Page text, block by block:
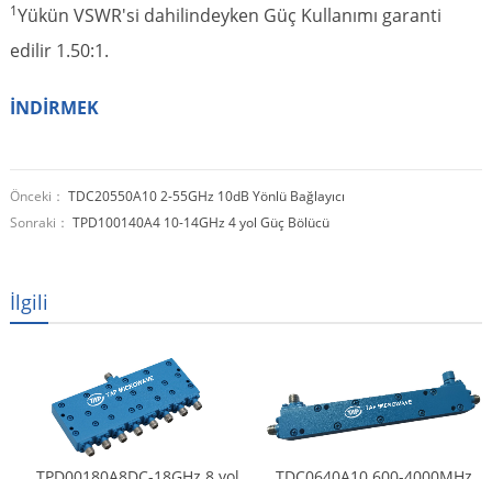
1Yükün VSWR'si dahilindeyken Güç Kullanımı garanti
edilir 1.50:1.
İNDİRMEK
Önceki： TDC20550A10 2-55GHz 10dB Yönlü Bağlayıcı
Sonraki： TPD100140A4 10-14GHz 4 yol Güç Bölücü
İlgili